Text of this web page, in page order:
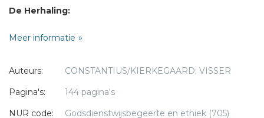
De Herhaling:
pseudoniemen, die allemaal een bepaalde opvatting
In het eigenaardige, filosofische De herhaling is een
jongeman op zoek naar de betekenis die de Bijbelse Job
Meer informatie
Auteurs:
CONSTANTIUS/KIERKEGAARD; VISSER
Pagina's:
144 pagina's
NUR code:
Godsdienstwijsbegeerte en ethiek (705)